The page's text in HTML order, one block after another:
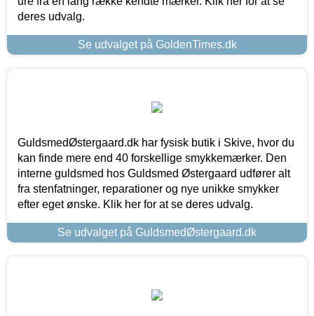
deres udvalg.
Se udvalget på GoldenTimes.dk
GuldsmedØstergaard.dk har fysisk butik i Skive, hvor du
kan finde mere end 40 forskellige smykkemærker. Den
interne guldsmed hos Guldsmed Østergaard udfører alt
fra stenfatninger, reparationer og nye unikke smykker
efter eget ønske. Klik her for at se deres udvalg.
Se udvalget på GuldsmedØstergaard.dk